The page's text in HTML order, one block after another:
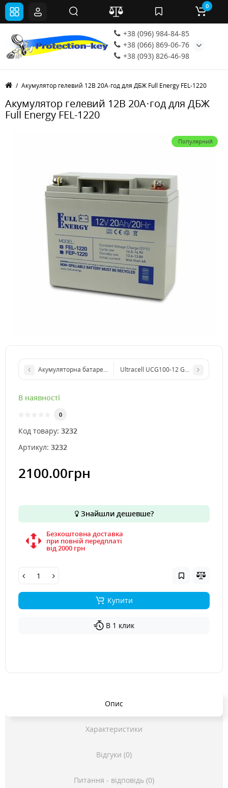
+38 (096) 984-84-85
+38 (066) 869-06-76
+38 (093) 826-46-98
0
Акумулятор гелевий 12В 20А·год для ДБЖ Full Energy FEL-1220
Акумулятор гелевий 12В 20А·год для ДБЖ
Full Energy FEL-1220
Популярний
Акумуляторна батарея Deye SE-G5.1 Pro-B LiFePO4
Ultracell UCG100-12 GEL 12V 100
В наявності
0
Код товару: 3232
Артикул: 3232
2100.00грн
Знайшли дешевше?
Безкоштовна доставка
при повній передплаті
вiд 2000 грн
Купити
В 1 клик
Опис
Характеристики
Відгуки (0)
Питання - відповідь (0)